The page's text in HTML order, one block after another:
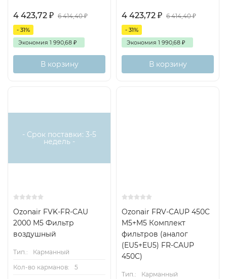
4 423,72 ₽ 6 414,40₽
- 31%
Экономия 1 990,68 ₽
В корзину
4 423,72 ₽ 6 414,40₽
- 31%
Экономия 1 990,68 ₽
В корзину
- Срок поставки: 3-5
недель -
Ozonair FVK-FR-CAU
2000 M5 Фильтр
воздушный
Тип.:
Карманный
Кол-во карманов:
5
Ozonair FRV-CAUP 450C
M5+M5 Комплект
фильтров (аналог
(EU5+EU5) FR-CAUP
450C)
Тип.: Карманный